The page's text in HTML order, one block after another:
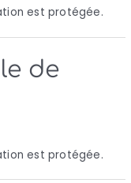
est protégée.
de
est protégée.